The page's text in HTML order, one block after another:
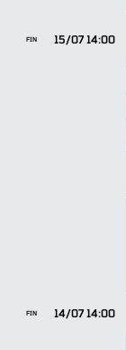
15/07 14:00
FIN
14/07 14:00
FIN